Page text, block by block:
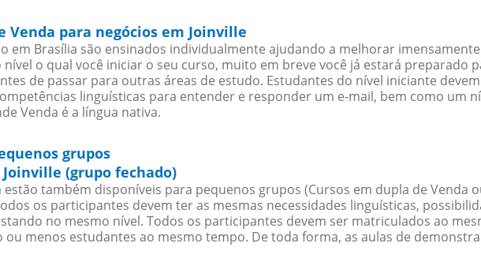
Venda para negócios em Joinville
em Brasília são ensinados individualmente ajudando a melhorar
o qual você iniciar o seu curso, muito em breve você já estará preparado
de passar para outras áreas de estudo. Estudantes do nível iniciante
linguísticas para entender e responder um e-mail, bem como um
Venda é a língua nativa.
grupos
(grupo fechado)
estão também disponíveis para pequenos grupos (Cursos em dupla de Venda
os participantes devem ter as mesmas necessidades linguísticas,
no mesmo nível. Todos os participantes devem ser matriculados ao
ou menos estudantes ao mesmo tempo. De toda forma, as aulas de